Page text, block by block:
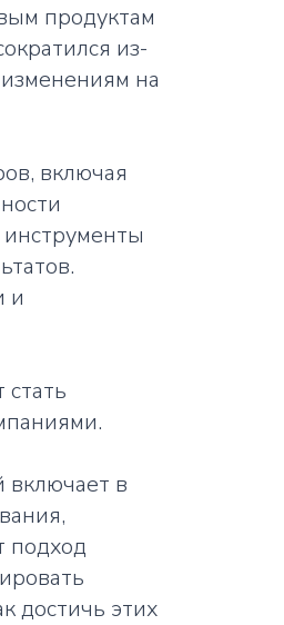
продуктам
из-
на
включая
и
включает в
подход
достичь этих